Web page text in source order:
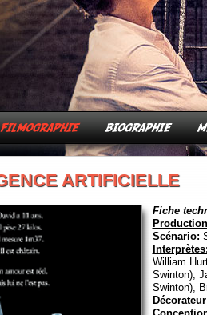
ARTIFICIELLE
Fiche
Scénario:
Interprètes:
William
Swinton),
Swinton),